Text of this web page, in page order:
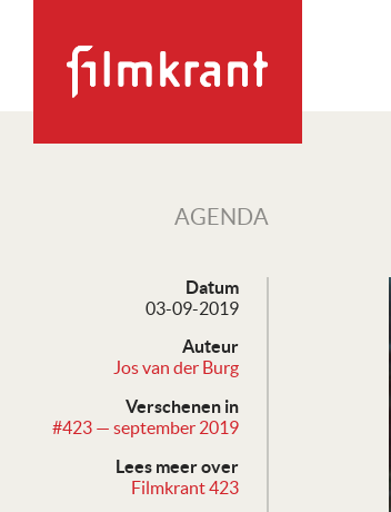
AGENDA
Datum
03-09-2019
Auteur
Jos van der Burg
Verschenen in
#423 — september 2019
Lees meer over
Filmkrant 423